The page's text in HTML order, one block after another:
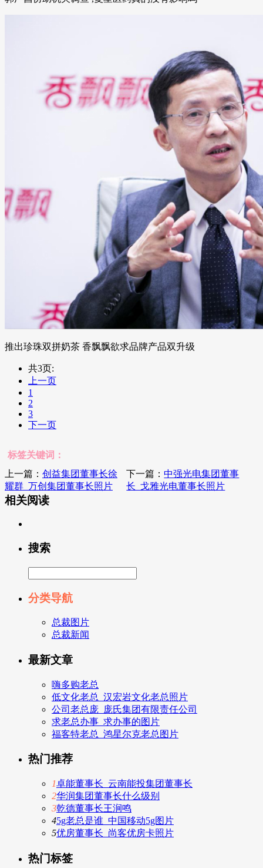
推出珍珠双拼奶茶 香飘飘欲求品牌产品双升级
共3页:
上一页
1
2
3
下一页
标签关键词：
上一篇： 创益集团董事长徐
耀群_万创集团董事长照片
下一篇：中强光电集团董事
长_戈雅光电董事长照片
相关阅读
搜索
分类导航
总裁图片
总裁新闻
最新文章
嗨多购老总
低文化老总_汉宏岩文化老总照片
公司老总庞_庞氏集团有限责任公司
求老总办事_求办事的图片
福客特老总_鸿星尔克老总图片
热门推荐
1卓能董事长_云南能投集团董事长
2华润集团董事长什么级别
3乾德董事长王涧鸣
45g老总是谁_中国移动5g图片
5优房董事长_尚客优房卡照片
热门标签